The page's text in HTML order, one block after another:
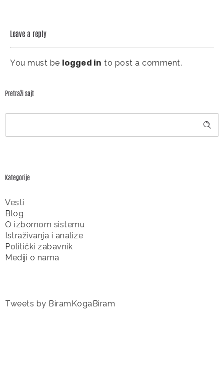
Leave a reply
You must be logged in to post a comment.
Pretraži sajt
Kategorije
Vesti
Blog
O izbornom sistemu
Istraživanja i analize
Politički zabavnik
Mediji o nama
Tweets by BiramKogaBiram